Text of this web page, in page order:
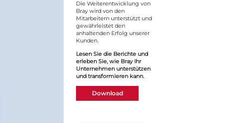
Die Weiterentwicklung von
Bray wird von den
Mitarbeitern unterstützt und
gewährleistet den
anhaltenden Erfolg unserer
Kunden.
Lesen Sie die Berichte und
erleben Sie, wie Bray Ihr
Unternehmen unterstützen
und transformieren kann.
Download